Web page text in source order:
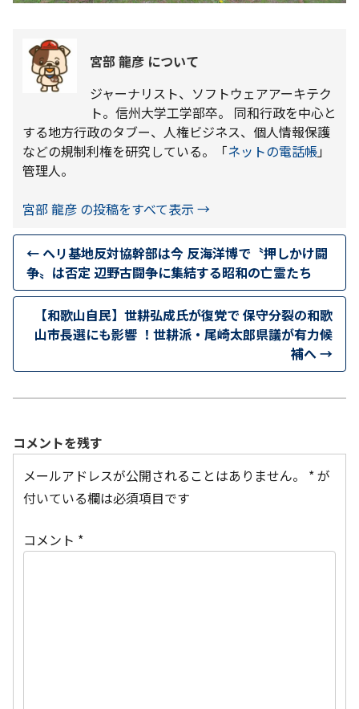
宮部 龍彦 について
ジャーナリスト、ソフトウェアアーキテク
ト。信州大学工学部卒。 同和行政を中心と
する地方行政のタブー、人権ビジネス、個人情報保護
などの規制利権を研究している。「ネットの電話帳」
管理人。
宮部 龍彦 の投稿をすべて表示 →
← ヘリ基地反対協幹部は今 反海洋博で〝押しかけ闘
争〟は否定 辺野古闘争に集結する昭和の亡霊たち
【和歌山自民】世耕弘成氏が復党で 保守分裂の和歌
山市長選にも影響 ！世耕派・尾崎太郎県議が有力候
補へ→
コメントを残す
メールアドレスが公開されることはありません。
*が
付いている欄は必須項目です
コメント *